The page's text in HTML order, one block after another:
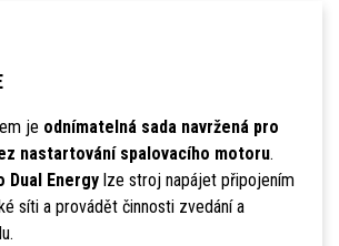
je odnímatelná sada navržená pro
nastartování spalovacího motoru.
Dual Energylze stroj napájet připojením
síti a provádět činnosti zvedání a